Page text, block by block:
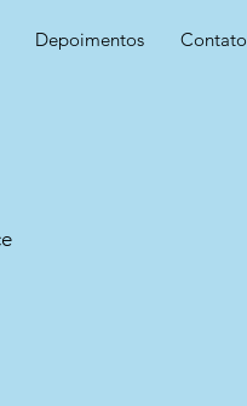
Depoimentos Contato